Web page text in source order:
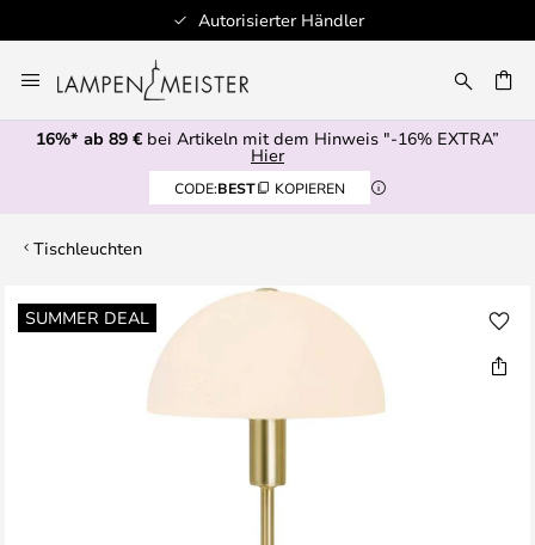
Autorisierter Händler
Inhalt
springen
16%* ab 89 € bei Artikeln mit dem Hinweis "-16% EXTRA”
Hier
CODE:BEST KOPIEREN
Tischleuchten
SUMMER DEAL
Zum
Ende